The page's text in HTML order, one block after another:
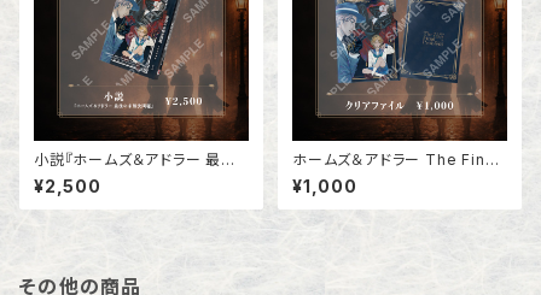
小説『ホームズ＆アドラー 最後
の未解決事件』
¥2,500
ホームズ＆アドラー The Final
Problem クリアファイル
¥1,000
その他の商品